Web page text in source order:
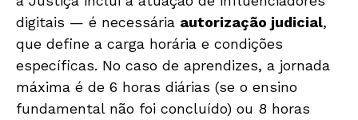
digitais — é necessária autorização judicial,
que define a carga horária e condições
específicas. No caso de aprendizes, a jornada
máxima é de 6 horas diárias (se o ensino
fundamental não foi concluído) ou 8 horas